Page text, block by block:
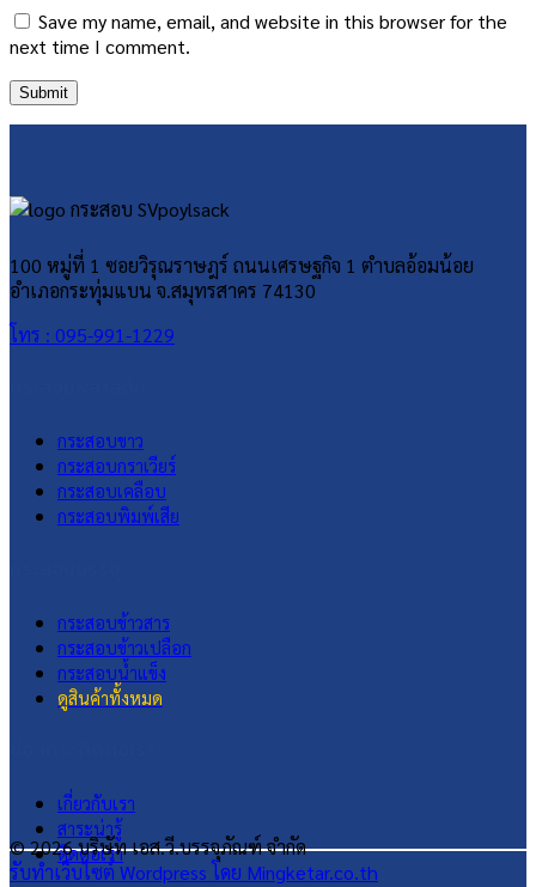
Save my name, email, and website in this browser for the
next time I comment.
100 หมู่ที่ 1 ซอยวิรุณราษฎร์ ถนนเศรษฐกิจ 1 ตำบลอ้อมน้อย
อำเภอกระทุ่มแบน จ.สมุทรสาคร 74130
โทร : 095-991-1229
กระสอบขาว
กระสอบกราเวียร์
กระสอบเคลือบ
กระสอบพิมพ์เสีย
กระสอบข้าวสาร
กระสอบข้าวเปลือก
กระสอบน้ำแข็ง
ดูสินค้าทั้งหมด
เกี่ยวกับเรา
สาระน่ารู้
ติดต่อเรา
© 2026 บริษัท เอส.วี.บรรจุภัณฑ์ จำกัด
รับทำเว็บไซต์ Wordpress โดย Mingketar.co.th